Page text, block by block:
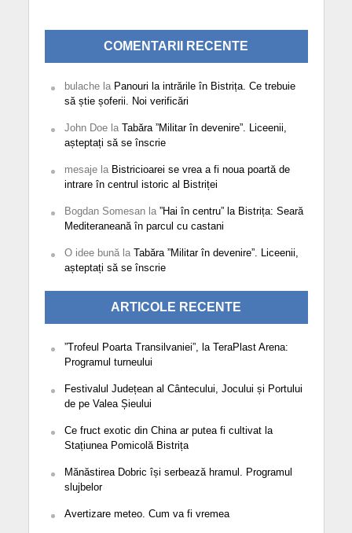
COMENTARII RECENTE
bulachela Panouri la intrările în Bistrița. Ce trebuie
să știe șoferii. Noi verificări
John Doela Tabăra ”Militar în devenire”. Liceenii,
așteptați să se înscrie
mesajela Bistricioarei se vrea a fi noua poartă de
intrare în centrul istoric al Bistriței
Bogdan Somesanla ”Hai în centru” la Bistrița: Seară
Mediteraneană în parcul cu castani
O idee bunăla Tabăra ”Militar în devenire”. Liceenii,
așteptați să se înscrie
ARTICOLE RECENTE
”Trofeul Poarta Transilvaniei”, la TeraPlast Arena:
Programul turneului
Festivalul Județean al Cântecului, Jocului și Portului
de pe Valea Șieului
Ce fruct exotic din China ar putea fi cultivat la
Stațiunea Pomicolă Bistrița
Mănăstirea Dobric își serbează hramul. Programul
slujbelor
Avertizare meteo. Cum va fi vremea